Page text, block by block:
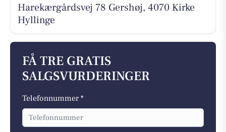
Harekærgårdsvej 78 Gershøj, 4070 Kirke
Hyllinge
FÅ TRE GRATIS
SALGSVURDERINGER
Telefonnummer *